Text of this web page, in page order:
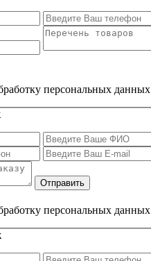
персональных данных
персональных данных